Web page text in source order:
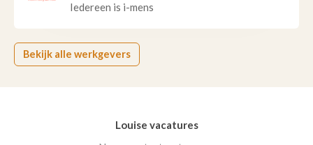
Iedereen is i-mens
Bekijk alle werkgevers
Louise vacatures